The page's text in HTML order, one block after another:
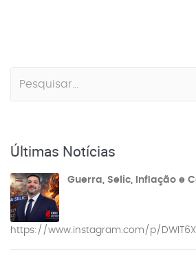
Últimas Notícias
Guerra, Selic, Inflação e
https://www.instagram.com/p/